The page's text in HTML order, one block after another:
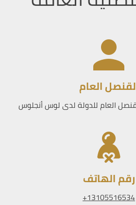
العام
العام للدولة لدى لوس أنجلوس
رقم الهاتف
13105516534+